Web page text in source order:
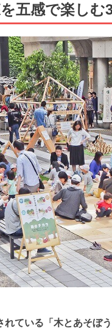
五感で楽しむ
れている「木とあそぼ